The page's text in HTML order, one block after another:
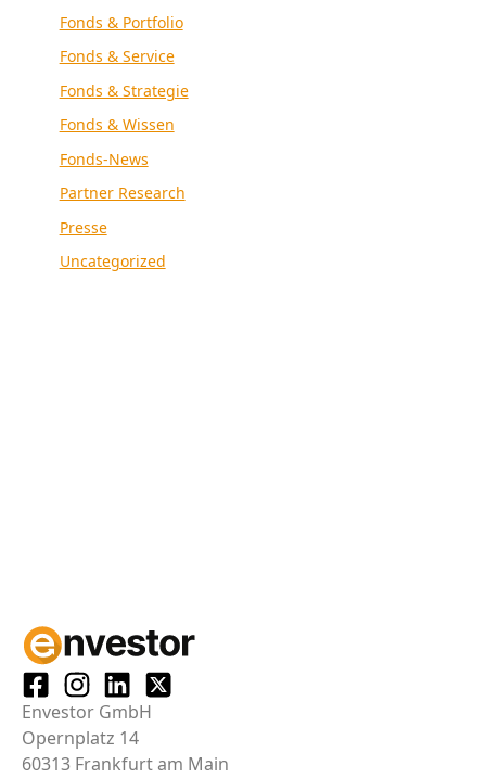
Fonds & Portfolio
Fonds & Service
Fonds & Strategie
Fonds & Wissen
Fonds-News
Partner Research
Presse
Uncategorized
Envestor GmbH
Opernplatz 14
60313 Frankfurt am Main